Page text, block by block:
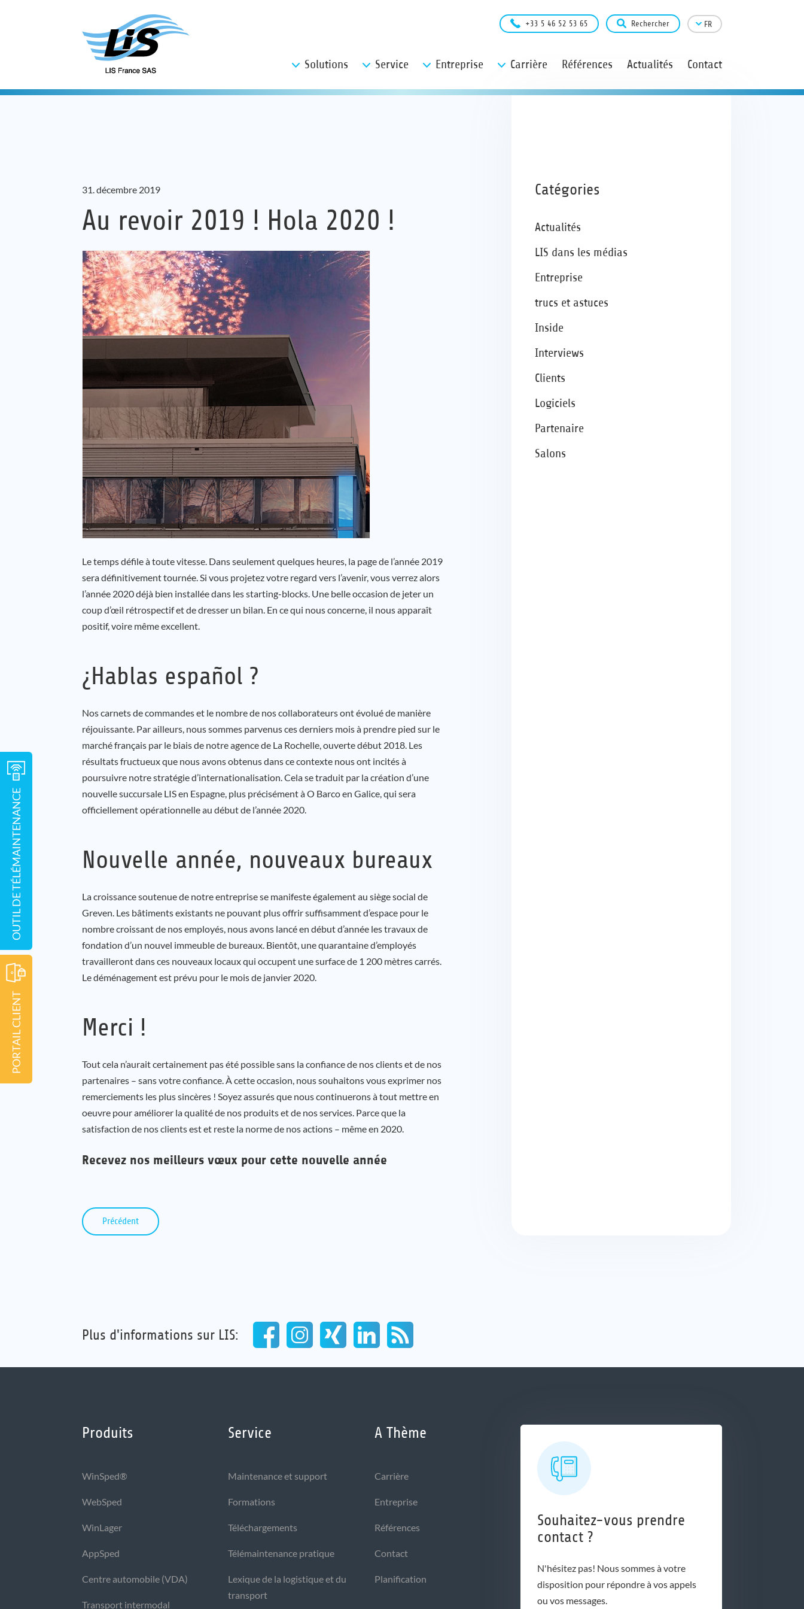
Solutions Service Entreprise Carrière Références Actualités Contact
+33 5 46 52 53 65 Rechercher FR
31. décembre 2019
Au revoir 2019 ! Hola 2020 !
Le temps défile à toute vitesse. Dans seulement quelques heures, la page de l’année 2019
sera définitivement tournée. Si vous projetez votre regard vers l’avenir, vous verrez alors
l’année 2020 déjà bien installée dans les starting-blocks. Une belle occasion de jeter un
coup d’œil rétrospectif et de dresser un bilan. En ce qui nous concerne, il nous apparaît
positif, voire même excellent.
¿Hablas español ?
Nos carnets de commandes et le nombre de nos collaborateurs ont évolué de manière
réjouissante. Par ailleurs, nous sommes parvenus ces derniers mois à prendre pied sur le
marché français par le biais de notre agence de La Rochelle, ouverte début 2018. Les
résultats fructueux que nous avons obtenus dans ce contexte nous ont incités à
poursuivre notre stratégie d’internationalisation. Cela se traduit par la création d’une
nouvelle succursale LIS en Espagne, plus précisément à O Barco en Galice, qui sera
officiellement opérationnelle au début de l’année 2020.
Nouvelle année, nouveaux bureaux
La croissance soutenue de notre entreprise se manifeste également au siège social de
Greven. Les bâtiments existants ne pouvant plus offrir suffisamment d’espace pour le
nombre croissant de nos employés, nous avons lancé en début d’année les travaux de
fondation d’un nouvel immeuble de bureaux. Bientôt, une quarantaine d’employés
travailleront dans ces nouveaux locaux qui occupent une surface de 1 200 mètres carrés.
Le déménagement est prévu pour le mois de janvier 2020.
Merci !
Tout cela n’aurait certainement pas été possible sans la confiance de nos clients et de nos
partenaires – sans votre confiance. À cette occasion, nous souhaitons vous exprimer nos
remerciements les plus sincères ! Soyez assurés que nous continuerons à tout mettre en
oeuvre pour améliorer la qualité de nos produits et de nos services. Parce que la
satisfaction de nos clients est et reste la norme de nos actions – même en 2020.
Recevez nos meilleurs vœux pour cette nouvelle année
Précédent
Catégories
Actualités
LIS dans les médias
Entreprise
trucs et astuces
Inside
Interviews
Clients
Logiciels
Partenaire
Salons
Plus d'informations sur LIS:
Produits
WinSped®
WebSped
WinLager
AppSped
Centre automobile (VDA)
Transport intermodal
Service
Maintenance et support
Formations
Téléchargements
Télémaintenance pratique
Lexique de la logistique et du
transport
A Thème
Carrière
Entreprise
Références
Contact
Planification
Souhaitez-vous prendre
contact ?
N'hésitez pas! Nous sommes à votre
disposition pour répondre à vos appels
ou vos messages.
PORTAIL CLIENT
OUTIL DE TÉLÉMAINTENANCE